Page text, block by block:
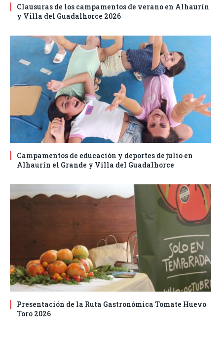
Clausuras de los campamentos de verano en Alhaurín
y Villa del Guadalhorce 2026
Campamentos de educación y deportes de julio en
Alhaurín el Grande y Villa del Guadalhorce
Presentación de la Ruta Gastronómica Tomate Huevo
Toro 2026